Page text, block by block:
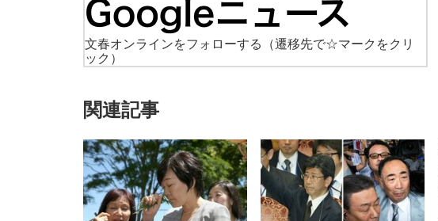
文春オンラインをフォローする
（遷移先で☆マークをクリ
ック）
関連記事